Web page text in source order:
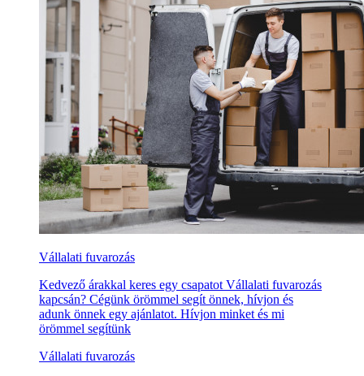
Vállalati fuvarozás
Kedvező árakkal keres egy csapatot Vállalati fuvarozás
kapcsán? Cégünk örömmel segít önnek, hívjon és
adunk önnek egy ajánlatot. Hívjon minket és mi
örömmel segítünk
Vállalati fuvarozás